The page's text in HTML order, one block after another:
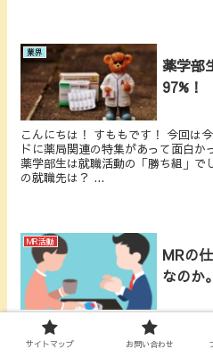
業界
薬学部
97%！
こんにちは！ すももです！ 今回は
ドに薬局関連の特集があって面白か
薬学部生は就職活動の「勝ち組」
の就職先は？ ...
MR活動
MRの
なのか。
生活習慣病のおクスリを扱うMR。
か。私の一日の流れをお伝えします
診療終わりの2回ドクターとお会い
サイトマップ お問い合わせ